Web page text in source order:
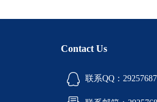
Contact Us
联系QQ：